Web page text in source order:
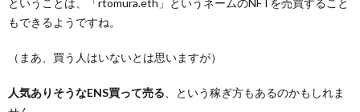
ということは、「rtomura.eth」というネームのNFTを売買すること
もできるようですね。
（まあ、買う人はいないとは思いますが）
人気ありそうなENS買って売る 、という稼ぎ方もあるのかもしれま